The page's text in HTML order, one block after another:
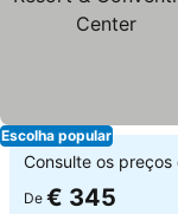
Escolha popular
Consulte os preços
De € 345